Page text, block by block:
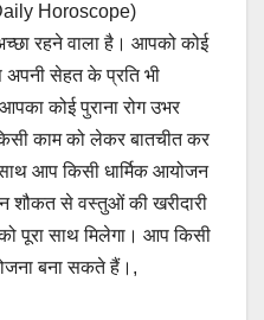
Horoscope)
रहने वाला है। आपको कोई
सेहत के प्रति भी
कोई पुराना रोग उभर
काम को लेकर बातचीत कर
आप किसी धार्मिक आयोजन
शौकत से वस्तुओं की खरीदारी
पूरा साथ मिलेगा। आप किसी
बना सकते हैं।,